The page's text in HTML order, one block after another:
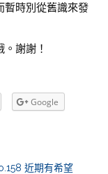
暫時別從舊識來發
謝謝！
Google
近期有希望